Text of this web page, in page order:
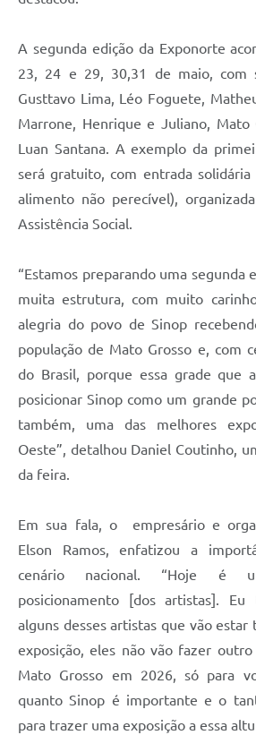
A segunda edição da Exponorte
23, 24 e 29, 30,31 de maio, com
Gusttavo Lima, Léo Foguete,
Marrone, Henrique e Juliano, Mato
Luan Santana. A exemplo da
será gratuito, com entrada
alimento não perecível),
Assistência Social.
“Estamos preparando uma segunda
muita estrutura, com muito
alegria do povo de Sinop
população de Mato Grosso e, com
do Brasil, porque essa grade que
posicionar Sinop como um grande
também, uma das melhores
Oeste”, detalhou Daniel Coutinho,
da feira.
Em sua fala, o empresário e
Elson Ramos, enfatizou a
cenário nacional. “Hoje é
posicionamento [dos artistas].
alguns desses artistas que vão estar
exposição, eles não vão fazer
Mato Grosso em 2026, só para
quanto Sinop é importante e o
para trazer uma exposição a essa